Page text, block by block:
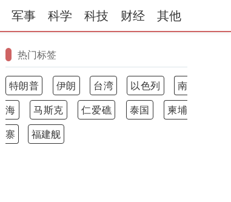
军事 科学 科技 财经 其他
热门标签
特朗普 伊朗 台湾 以色列
南
海
马斯克 仁爱礁 泰国
柬埔
寨
福建舰